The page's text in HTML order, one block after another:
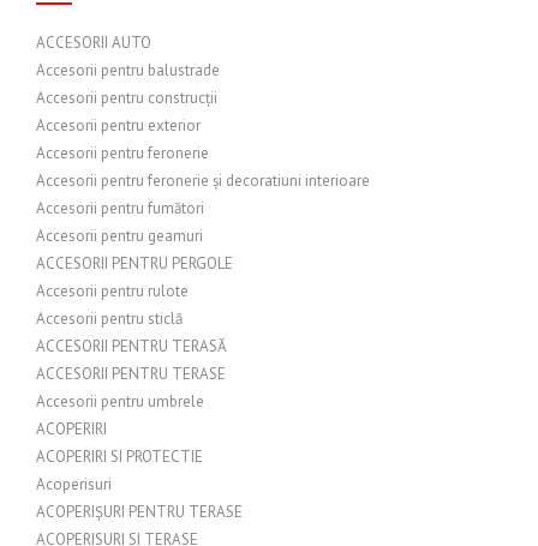
ACCESORII AUTO
Accesorii pentru balustrade
Accesorii pentru construcții
Accesorii pentru exterior
Accesorii pentru feronerie
Accesorii pentru feronerie și decoratiuni interioare
Accesorii pentru fumători
Accesorii pentru geamuri
ACCESORII PENTRU PERGOLE
Accesorii pentru rulote
Accesorii pentru sticlă
ACCESORII PENTRU TERASĂ
ACCESORII PENTRU TERASE
Accesorii pentru umbrele
ACOPERIRI
ACOPERIRI SI PROTECTIE
Acoperisuri
ACOPERIȘURI PENTRU TERASE
ACOPERISURI SI TERASE